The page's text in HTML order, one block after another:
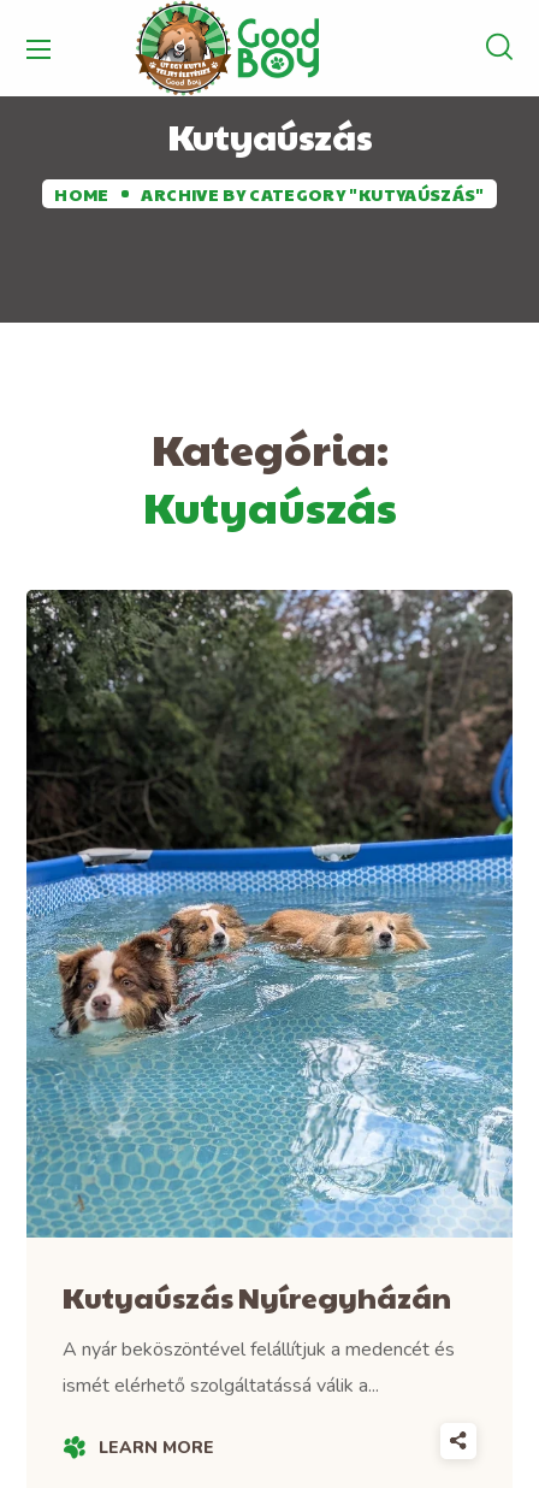
Kutyaúszás
HOME ARCHIVE BY CATEGORY "KUTYAÚSZÁS"
Kategória:
Kutyaúszás
Kutyaúszás Nyíregyházán
A nyár beköszöntével felállítjuk a medencét és
ismét elérhető szolgáltatássá válik a...
LEARN MORE